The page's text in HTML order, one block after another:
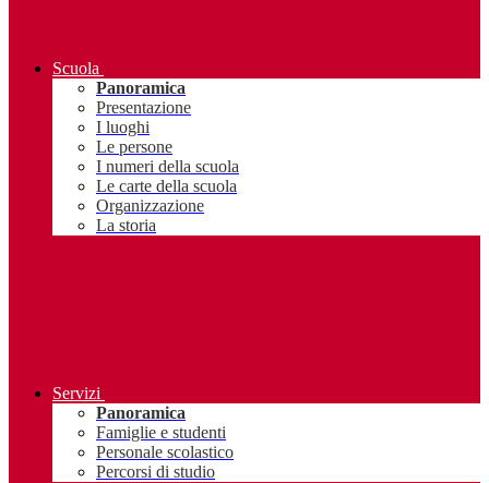
Scuola
Panoramica
Presentazione
I luoghi
Le persone
I numeri della scuola
Le carte della scuola
Organizzazione
La storia
Servizi
Panoramica
Famiglie e studenti
Personale scolastico
Percorsi di studio